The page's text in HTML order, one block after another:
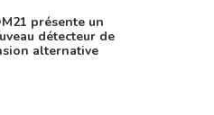
présente un
détecteur de
alternative